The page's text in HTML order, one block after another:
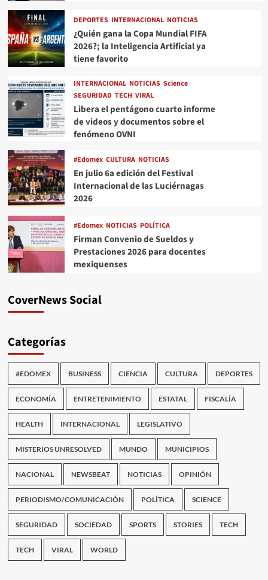
DEPORTES INTERNACIONAL NOTICIAS
¿Quién gana la Copa Mundial FIFA
2026?; la Inteligencia Artificial ya
tiene favorito
INTERNACIONAL NOTICIAS Science
SEGURIDAD TECH VIRAL
Libera el pentágono cuarto informe
de videos y documentos sobre el
fenómeno OVNI
#Edomex CULTURA NOTICIAS
En julio 6a edición del Festival
Internacional de las Luciérnagas
2026
#Edomex NOTICIAS POLÍTICA
Firman Convenio de Sueldos y
Prestaciones 2026 para docentes
mexiquenses
CoverNews Social
Categorías
#EDOMEX BUSINESS CIENCIA CULTURA DEPORTES
ECONOMÍA ENTRETENIMIENTO ESTATAL FISCALÍA
HEALTH INTERNACIONAL LEGISLATIVO
MISTERIOS UNRESOLVED MUNDO MUNICIPIOS
NACIONAL NEWSBEAT NOTICIAS OPINIÓN
PERIODISMO/COMUNICACIÓN POLÍTICA SCIENCE
SEGURIDAD SOCIEDAD SPORTS STORIES TECH
TECH VIRAL WORLD